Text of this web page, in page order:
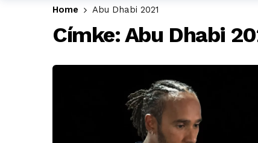
Home Abu Dhabi 2021
Címke:Abu Dhabi